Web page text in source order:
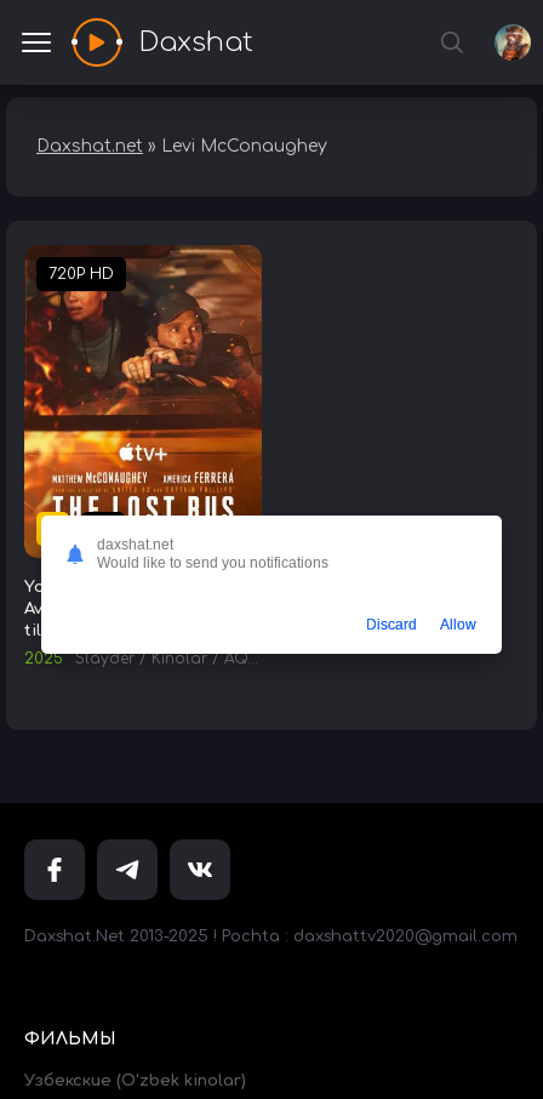
Daxshat
Daxshat.net » Levi McConaughey
720P HD
Yo'qolgan Avtobus / Maktab
Avtobusi 2025 HD Uzbek
tilida Tarjima kino Skachat
2025
Slayder/Kinolar/AQSH kinolari /Tarjima kinolar
Daxshat.Net 2013-2025 ! Pochta : daxshattv2020@gmail.com
ФИЛЬМЫ
Узбекские (O'zbek kinolar)
daxshat.net
Would like to send you notifications
Discard Allow